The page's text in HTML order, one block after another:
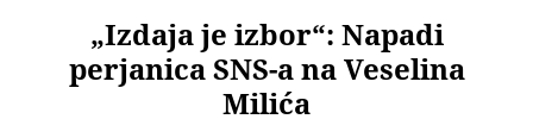
„Izdaja je izbor“: Napadi
perjanica SNS-a na Veselina
Milića